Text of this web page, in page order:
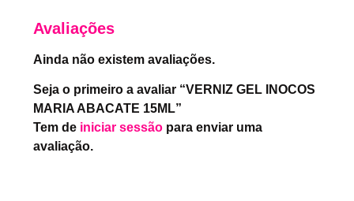
Avaliações
Ainda não existem avaliações.
Seja o primeiro a avaliar “VERNIZ GEL INOCOS
MARIA ABACATE 15ML”
Tem de iniciar sessão para enviar uma
avaliação.